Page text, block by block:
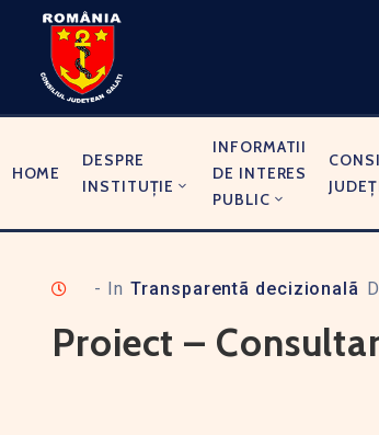
HOME
DESPRE
INSTITUȚIE
INFORMATII
DE INTERES
PUBLIC
- In Transparentã decizionalã
Proiect –